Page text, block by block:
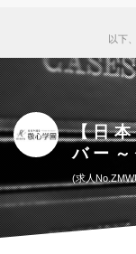
以下
【日
バー
求人